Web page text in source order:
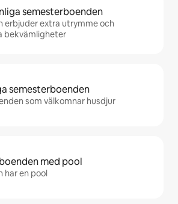
semesterboenden
erbjuder extra utrymme och
bekvämligheter
semesterboenden
som välkomnar husdjur
med pool
har en pool